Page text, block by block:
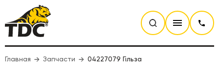
Главная Запчасти 04227079 Гільза